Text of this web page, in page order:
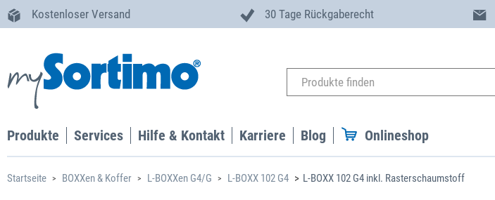
Kostenloser Versand 30 Tage Rückgaberecht
Produkte Services Hilfe & Kontakt Karriere Blog Onlineshop
Startseite BOXXen & Koffer L-BOXXen G4/G L-BOXX 102 G4 L-BOXX 102 G4 inkl. Rasterschaumstoff